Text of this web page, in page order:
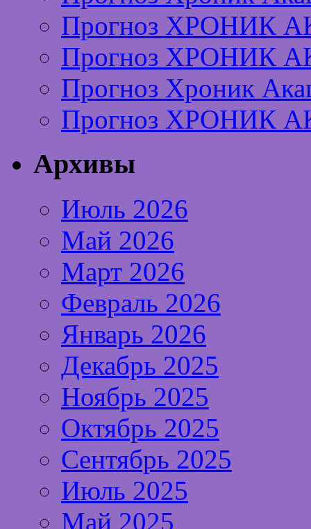
Прогноз ХРОНИК
Прогноз ХРОНИК
Прогноз Хроник
Прогноз ХРОНИК
Архивы
Июль 2026
Май 2026
Март 2026
Февраль 2026
Январь 2026
Декабрь 2025
Ноябрь 2025
Октябрь 2025
Сентябрь 2025
Июль 2025
Май 2025